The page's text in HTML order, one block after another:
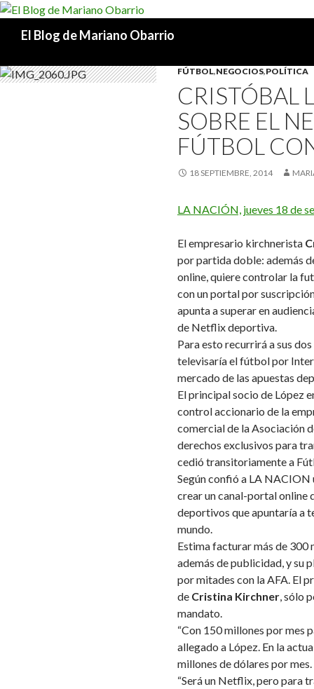
El Blog de Mariano Obarrio
FÚTBOL,NEGOCIOS,POLÍTICA
CRISTÓBAL
SOBRE EL
FÚTBOL
18 SEPTIEMBRE, 2014
LA NACIÓN, jueves 18 de
El empresario kirchnerista
por partida doble: además
online, quiere controlar la
con un portal por
apunta a superar en
de Netflix deportiva.
Para esto recurrirá a sus
televisaría el fútbol por
mercado de las apuestas
El principal socio de López
control accionario de la
comercial de la Asociación
derechos exclusivos para
cedió transitoriamente a
Según confió a LA NACION
crear un canal-portal online
deportivos que apuntaría a
mundo.
Estima facturar más de 300
además de publicidad, y su
por mitades con la AFA. El
de Cristina Kirchner, sólo
mandato.
“Con 150 millones por mes
allegado a López. En la
millones de dólares por mes.
“Será un Netflix, pero para